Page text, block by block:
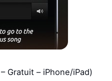
– Gratuit – iPhone/iPad)